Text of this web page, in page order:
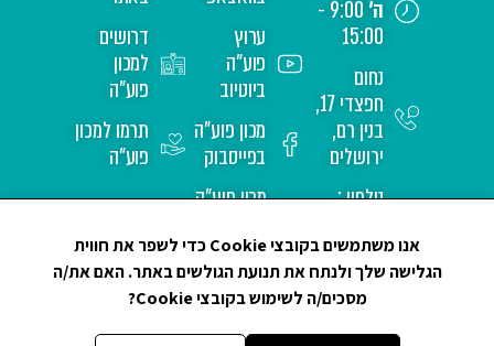
ה'
9:00 -
15:00
נחום
חפצדי 17,
בנין רם,
ירושלים
טלפון :
6517171
ערוץ
פוע"ה
ביוטיוב
מכון פוע"ה
בפייסבוק
מכון פוע"ה
דרושים
למכון
פוע"ה
תרמו למכון
פוע"ה
אנו משתמשים בקובצי Cookie כדי לשפר את חווית
הגלישה שלך ולנתח את תנועת הגולשים באתר. האם את/ה
מסכים/ה לשימוש בקובצי Cookie?